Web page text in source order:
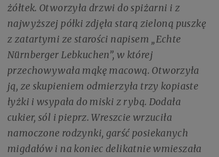
żółtek. Otworzyła drzwi do spiżarni i z
najwyższej półki zdjęła starą zieloną puszkę
z zatartymi ze starości napisem „Echte
Nürnberger Lebkuchen”, w której
przechowywała mąkę macową. Otworzyła
ją, ze skupieniem odmierzyła trzy kopiaste
łyżki i wsypała do miski z rybą. Dodała
cukier, sól i pieprz. Wreszcie wrzuciła
namoczone rodzynki, garść posiekanych
migdałów i na koniec delikatnie wmieszała